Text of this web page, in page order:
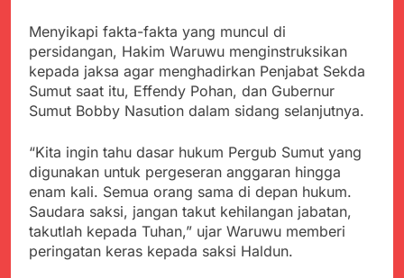
Menyikapi fakta-fakta yang muncul di
persidangan, Hakim Waruwu menginstruksikan
kepada jaksa agar menghadirkan Penjabat Sekda
Sumut saat itu, Effendy Pohan, dan Gubernur
Sumut Bobby Nasution dalam sidang selanjutnya.
“Kita ingin tahu dasar hukum Pergub Sumut yang
digunakan untuk pergeseran anggaran hingga
enam kali. Semua orang sama di depan hukum.
Saudara saksi, jangan takut kehilangan jabatan,
takutlah kepada Tuhan,” ujar Waruwu memberi
peringatan keras kepada saksi Haldun.